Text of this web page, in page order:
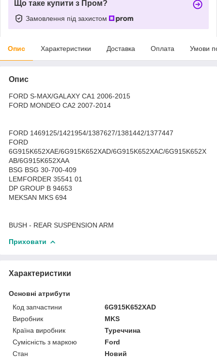
Що таке купити з Пром?
Замовлення під захистом
Опис Характеристики Доставка Оплата Умови
Опис
FORD S-MAX/GALAXY CA1 2006-2015
FORD MONDEO CA2 2007-2014
FORD 1469125/1421954/1387627/1381442/1377447
FORD
6G915K652XAE/6G915K652XAD/6G915K652XAC/6G915K652X
AB/6G915K652XAA
BSG BSG 30-700-409
LEMFORDER 35541 01
DP GROUP B 94653
MEKSAN MKS 694
BUSH - REAR SUSPENSION ARM
Приховати
Характеристики
Основні атрибути
Код запчастини
6G915K652XAD
Виробник
MKS
Країна виробник
Туреччина
Сумісність з маркою
Ford
Стан
Новий